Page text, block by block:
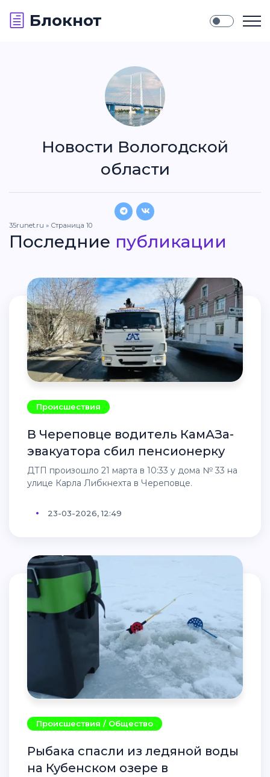
Блокнот
Новости Вологодской
области
35runet.ru » Страница 10
Последние публикации
Происшествия
В Череповце водитель КамАЗа-
эвакуатора сбил пенсионерку
ДТП произошло 21 марта в 10:33 у дома № 33 на
улице Карла Либкнехта в Череповце.
23-03-2026, 12:49
Происшествия / Общество
Рыбака спасли из ледяной воды
на Кубенском озере в